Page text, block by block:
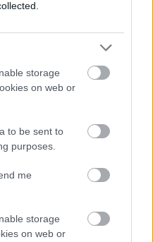
storage
on web or
to be sent to
purposes.
me
storage
on web or
Gigabit: με εξοπλισμό TP-
Link απ' άκρη σ' άκρη
Νέο PlayStation VR στον
PC με Windows 10:
επιτέλους πιο πολλά απ' ότι